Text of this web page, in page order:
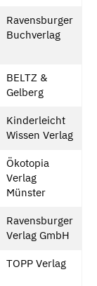
Ravensburger
Buchverlag
BELTZ &
Gelberg
Kinderleicht
Wissen Verlag
Ökotopia
Verlag
Münster
Ravensburger
Verlag GmbH
TOPP Verlag